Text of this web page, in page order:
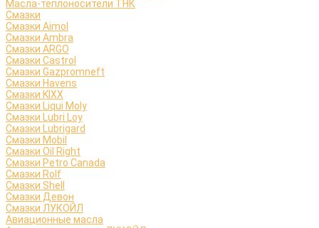
Масла-теплоносители ТНК
Смазки
Смазки Aimol
Смазки Ambra
Смазки ARGO
Смазки Castrol
Смазки Gazpromneft
Смазки Havens
Смазки KIXX
Смазки Liqui Moly
Смазки Lubri Loy
Смазки Lubrigard
Смазки Mobil
Смазки Oil Right
Смазки Petro Canada
Смазки Rolf
Смазки Shell
Смазки Девон
Смазки ЛУКОЙЛ
Авиационные масла